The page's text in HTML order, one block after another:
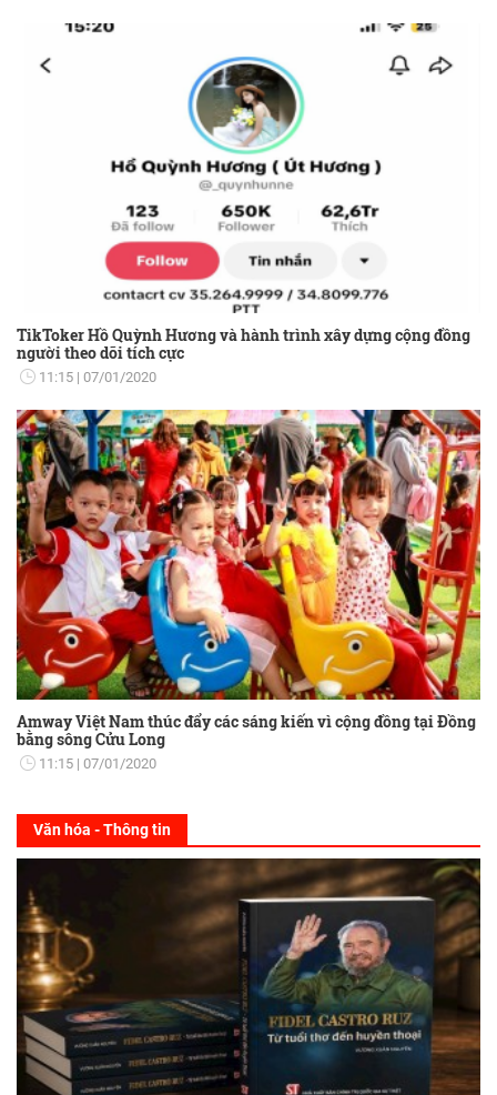
TikToker Hồ Quỳnh Hương và hành trình xây dựng cộng đồng
người theo dõi tích cực
11:15 07/01/2020
Amway Việt Nam thúc đẩy các sáng kiến vì cộng đồng tại Đồng
bằng sông Cửu Long
11:15 07/01/2020
Văn hóa - Thông tin